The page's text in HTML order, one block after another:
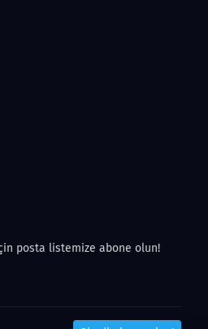
posta listemize abone olun!